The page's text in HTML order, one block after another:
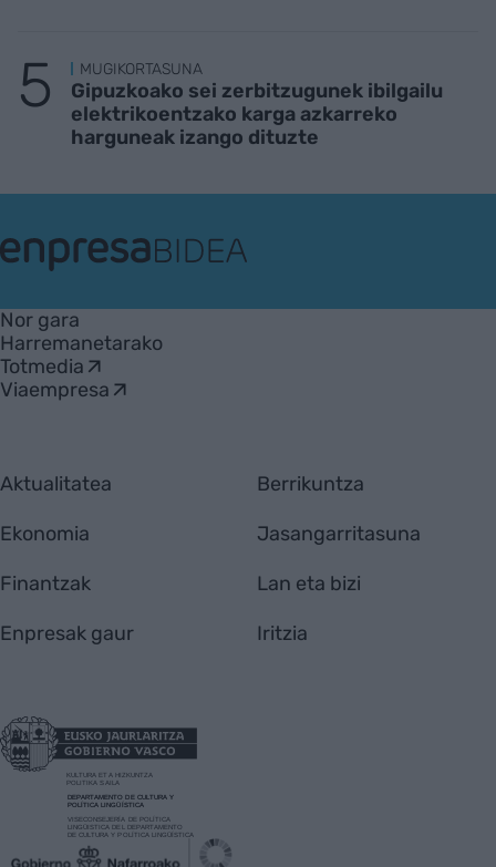
MUGIKORTASUNA
Gipuzkoako sei zerbitzugunek ibilgailu
elektrikoentzako karga azkarreko
harguneak izango dituzte
Nor gara
Harremanetarako
Totmedia
Viaempresa
Aktualitatea
Ekonomia
Finantzak
Enpresak gaur
Berrikuntza
Jasangarritasuna
Lan eta bizi
Iritzia